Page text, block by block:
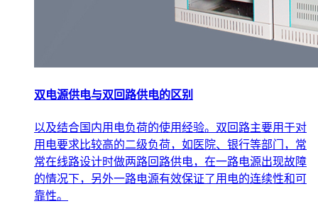
双电源供电与双回路供电的区别
以及结合国内用电负荷的使用经验。双回路主要用于对
用电要求比较高的二级负荷，如医院、银行等部门，常
常在线路设计时做两路回路供电，在一路电源出现故障
的情况下，另外一路电源有效保证了用电的连续性和可
靠性。